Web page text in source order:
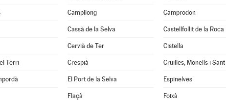
Campllong Camprodon
Cassà de la Selva Castellfollit de la Roca
Cervià de Ter Cistella
Terri Crespià
El Port de la Selva Espinelves
Flaçà Foixà